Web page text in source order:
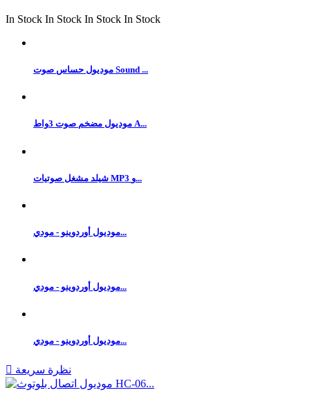
In Stock In Stock In Stock In Stock
موديول حساس صوت Sound ...
موديول مضخم صوت 3واط A...
شيلد مشغل صوتيات MP3 و...
موديول أوردوينو - مودي...
موديول أوردوينو - مودي...
موديول أوردوينو - مودي...
 نظرة سريعة